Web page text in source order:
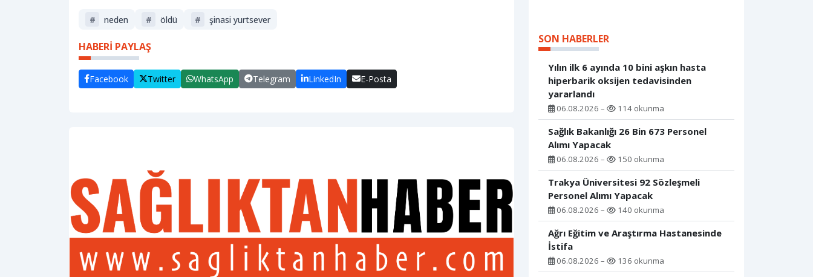
# neden # öldü # şinasi yurtsever
HABERİ PAYLAŞ
Facebook Twitter WhatsApp Telegram LinkedIn E-Posta
SON HABERLER
Yılın ilk 6 ayında 10 bini aşkın hasta
hiperbarik oksijen tedavisinden
yararlandı
06.08.2026 – 114 okunma
Sağlık Bakanlığı 26 Bin 673 Personel
Alımı Yapacak
06.08.2026 – 150 okunma
Trakya Üniversitesi 92 Sözleşmeli
Personel Alımı Yapacak
06.08.2026 – 140 okunma
Ağrı Eğitim ve Araştırma Hastanesinde
İstifa
06.08.2026 – 136 okunma